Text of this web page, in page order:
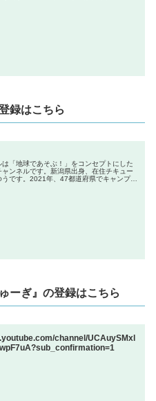
録はこちら
は「地球であそぶ！」をコンセプトにした
ャンネルです。新潟県出身、在住チキュー
うです。2021年、47都道府県でキャンプを
ーぎ』の登録はこちら
channel/UCAuySMxl